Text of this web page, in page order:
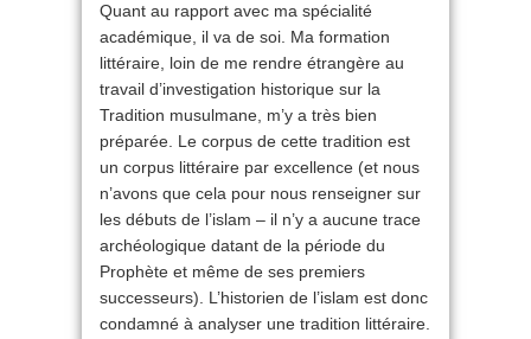
Quant au rapport avec ma spécialité
académique, il va de soi. Ma formation
littéraire, loin de me rendre étrangère au
travail d’investigation historique sur la
Tradition musulmane, m’y a très bien
préparée. Le corpus de cette tradition est
un corpus littéraire par excellence (et nous
n’avons que cela pour nous renseigner sur
les débuts de l’islam – il n’y a aucune trace
archéologique datant de la période du
Prophète et même de ses premiers
successeurs). L’historien de l’islam est donc
condamné à analyser une tradition littéraire.